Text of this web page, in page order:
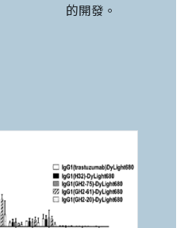
的開發。